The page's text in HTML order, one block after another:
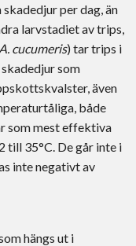
per dag, än
larvstadiet av trips,
A. cucumeris) tar trips i
som
även
både
som mest effektiva
till 35°C. De går inte i
inte negativt av
hängs ut i